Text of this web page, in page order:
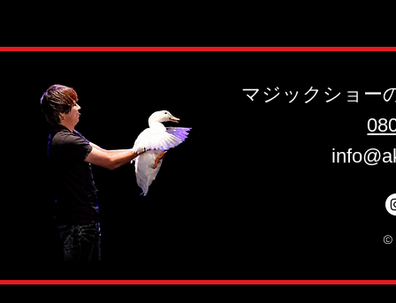
マジックショー
©